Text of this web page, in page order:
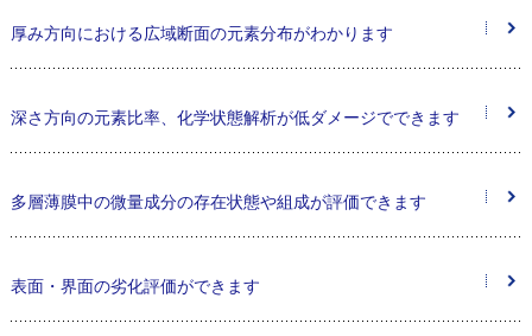
厚み方向における広域断面の元素分布がわかります
深さ方向の元素比率、化学状態解析が低ダメージでできます
多層薄膜中の微量成分の存在状態や組成が評価できます
表面・界面の劣化評価ができます